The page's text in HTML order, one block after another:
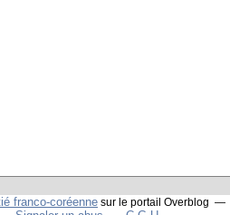
franco-coréenne sur le portail Overblog